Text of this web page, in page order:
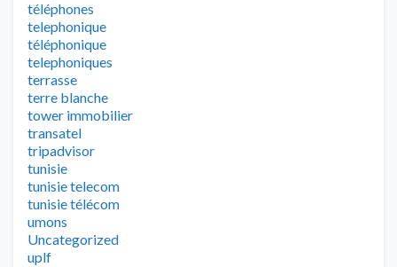
téléphones
telephonique
téléphonique
telephoniques
terrasse
terre blanche
tower immobilier
transatel
tripadvisor
tunisie
tunisie telecom
tunisie télécom
umons
Uncategorized
uplf